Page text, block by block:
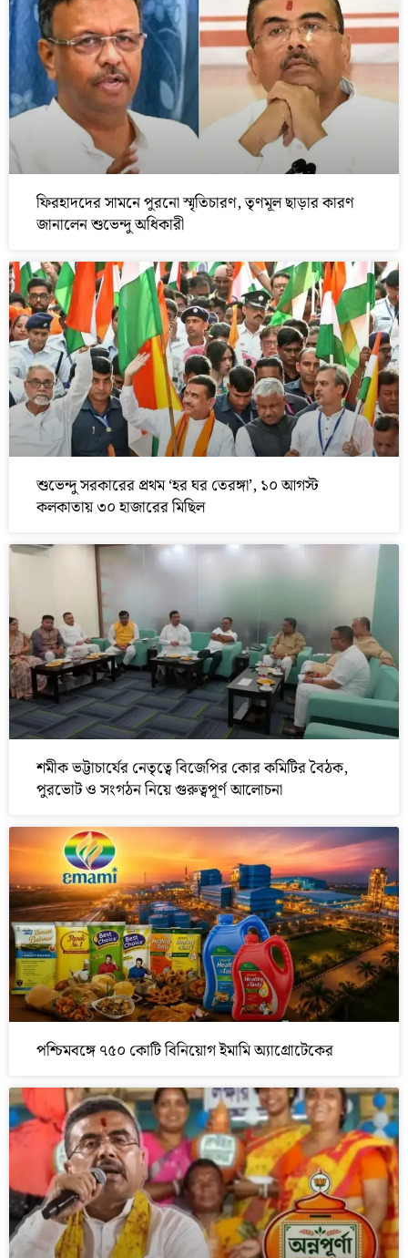
ফিরহাদদের সামনে পুরনো স্মৃতিচারণ, তৃণমূল ছাড়ার কারণ
জানালেন শুভেন্দু অধিকারী
শুভেন্দু সরকারের প্রথম ‘হর ঘর তেরঙ্গা’, ১০ আগস্ট
কলকাতায় ৩০ হাজারের মিছিল
শমীক ভট্টাচার্যের নেতৃত্বে বিজেপির কোর কমিটির বৈঠক,
পুরভোট ও সংগঠন নিয়ে গুরুত্বপূর্ণ আলোচনা
পশ্চিমবঙ্গে ৭৫০ কোটি বিনিয়োগ ইমামি অ্যাগ্রোটেকের